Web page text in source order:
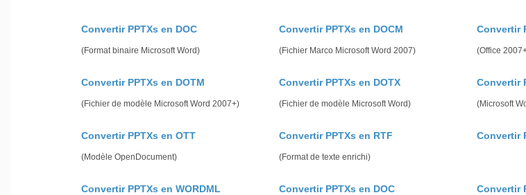
Convertir PPTXs en DOC
(Format binaire Microsoft Word)
Convertir PPTXs en DOCM
(Fichier Marco Microsoft Word 2007)
Convertir
(Office
Convertir PPTXs en DOTM
(Fichier de modèle Microsoft Word 2007+)
Convertir PPTXs en DOTX
(Fichier de modèle Microsoft Word)
Convertir
(Microsoft
Convertir PPTXs en OTT
(Modèle OpenDocument)
Convertir PPTXs en RTF
(Format de texte enrichi)
Convertir
Convertir PPTXs en WORDML Convertir PPTXs en DOC Convertir